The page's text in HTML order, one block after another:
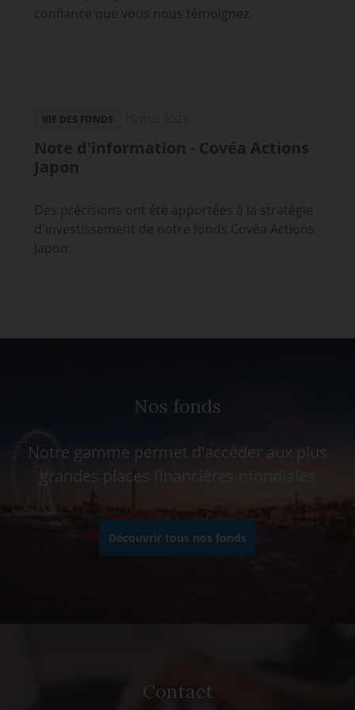
confiance que vous nous témoignez.
VIE DES FONDS
Note d'information - Covéa Actions
Japon
Des précisions ont été apportées à la stratégie
d'investissement de notre fonds Covéa Actions
Japon.
Nos fonds
Notre gamme permet d'accéder aux plus
grandes places financières mondiales
Découvrir tous nos fonds
Contact